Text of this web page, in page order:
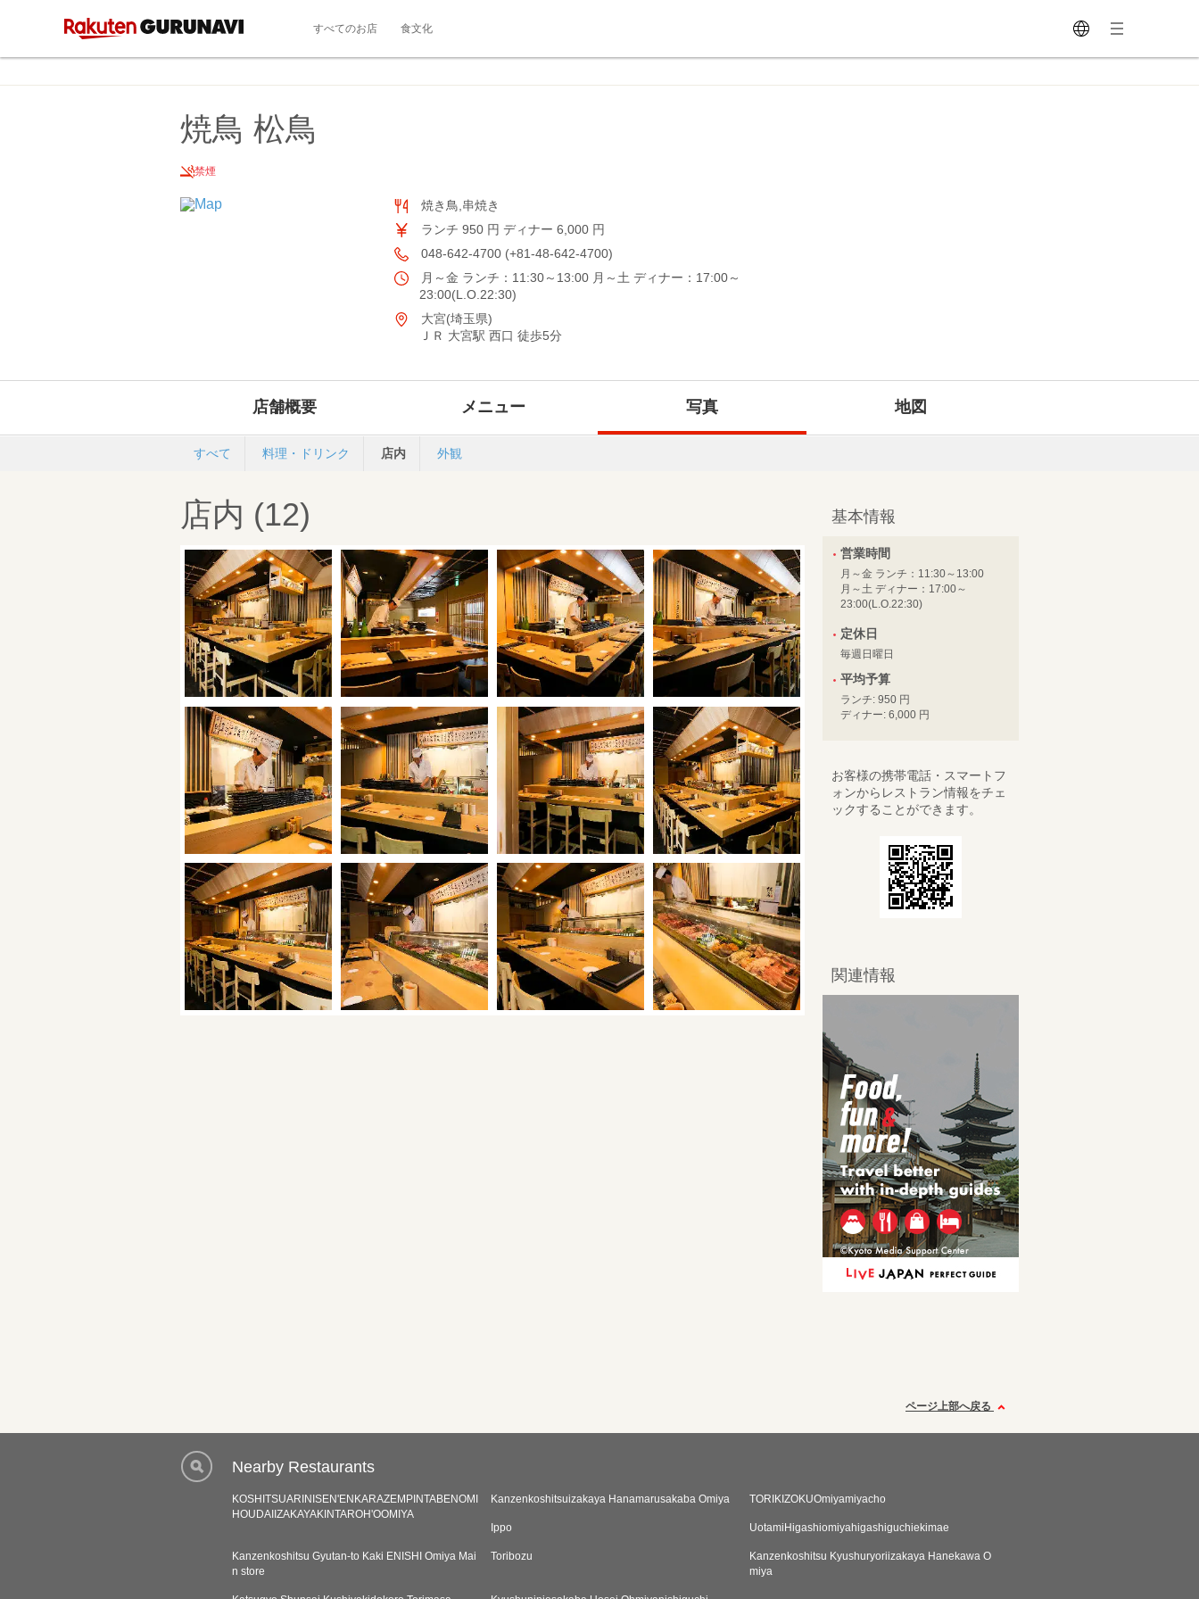
すべてのお店 食文化
焼鳥 松鳥
禁煙
焼き鳥,串焼き
ランチ 950 円 ディナー 6,000 円
048-642-4700 (+81-48-642-4700)
月～金 ランチ：11:30～13:00 月～土 ディナー：17:00～
23:00(L.O.22:30)
大宮(埼玉県)
ＪＲ 大宮駅 西口 徒歩5分
店舗概要 メニュー 写真 地図
すべて 料理・ドリンク 店内 外観
店内 (12) 基本情報
営業時間
月～金 ランチ：11:30～13:00
月～土 ディナー：17:00～
23:00(L.O.22:30)
定休日
毎週日曜日
平均予算
ランチ: 950 円
ディナー: 6,000 円
お客様の携帯電話・スマートフ
ォンからレストラン情報をチェ
ックすることができます。
関連情報
ページ上部へ戻る
Nearby Restaurants
KOSHITSUARINISEN'ENKARAZEMPINTABENOMI
HOUDAIIZAKAYAKINTAROH'OOMIYA
Kanzenkoshitsuizakaya Hanamarusakaba Omiya TORIKIZOKUOmiyamiyacho
Ippo UotamiHigashiomiyahigashiguchiekimae
Kanzenkoshitsu Gyutan-to Kaki ENISHI Omiya Mai
n store
Toribozu
Kanzenkoshitsu Kyushuryoriizakaya Hanekawa O
miya